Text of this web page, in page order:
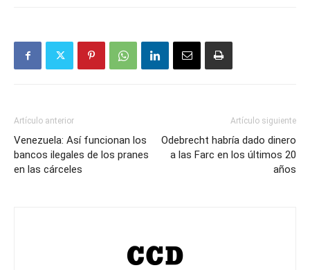
Artículo anterior
Venezuela: Así funcionan los
bancos ilegales de los pranes
en las cárceles
Artículo siguiente
Odebrecht habría dado dinero
a las Farc en los últimos 20
años